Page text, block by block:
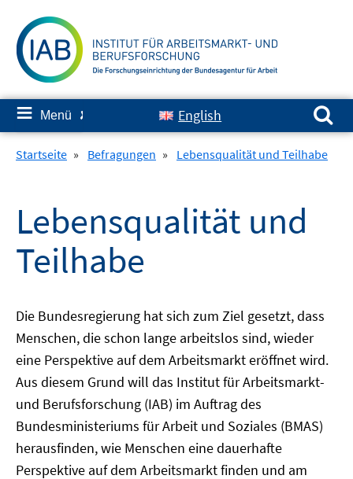
zum
Inhalt
≡ Menü ✘ English
Suchen nach:
Startseite » Befragungen » Lebensqualität und Teilhabe
Lebensqualität und
Teilhabe
Die Bundesregierung hat sich zum Ziel gesetzt, dass
Menschen, die schon lange arbeitslos sind, wieder
eine Perspektive auf dem Arbeitsmarkt eröffnet wird.
Aus diesem Grund will das Institut für Arbeitsmarkt-
und Berufsforschung (IAB) im Auftrag des
Bundesministeriums für Arbeit und Soziales (BMAS)
herausfinden, wie Menschen eine dauerhafte
Perspektive auf dem Arbeitsmarkt finden und am